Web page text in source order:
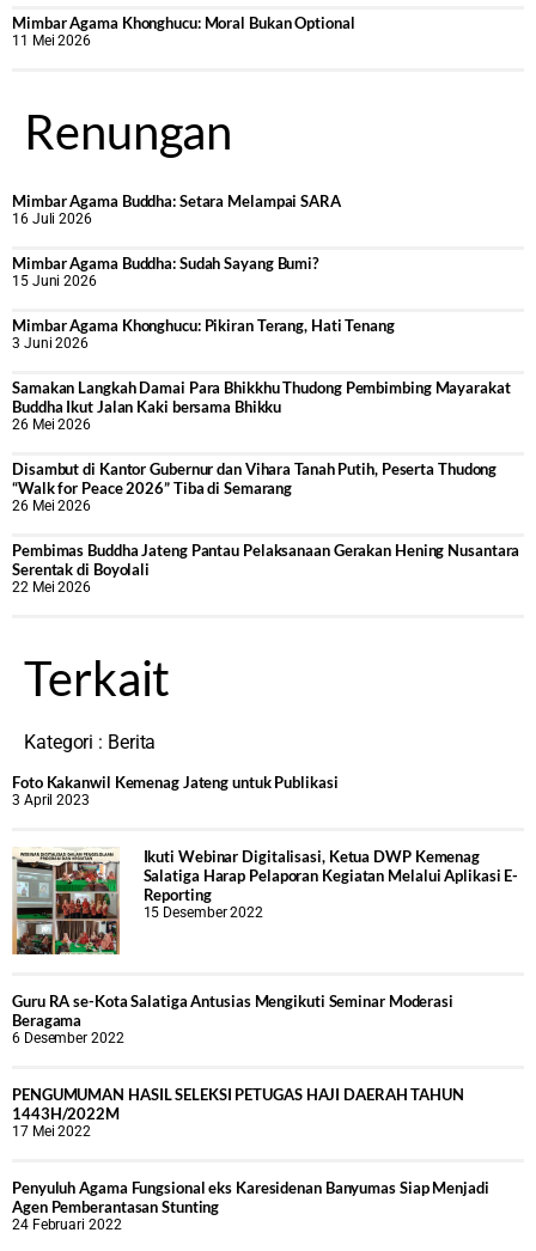
Mimbar Agama Khonghucu: Moral Bukan Optional
11 Mei 2026
Renungan
Mimbar Agama Buddha: Setara Melampai SARA
16 Juli 2026
Mimbar Agama Buddha: Sudah Sayang Bumi?
15 Juni 2026
Mimbar Agama Khonghucu: Pikiran Terang, Hati Tenang
3 Juni 2026
Samakan Langkah Damai Para Bhikkhu Thudong Pembimbing Mayarakat
Buddha Ikut Jalan Kaki bersama Bhikku
26 Mei 2026
Disambut di Kantor Gubernur dan Vihara Tanah Putih, Peserta Thudong
“Walk for Peace 2026” Tiba di Semarang
26 Mei 2026
‎Pembimas Buddha Jateng Pantau Pelaksanaan Gerakan Hening Nusantara
Serentak di Boyolali
22 Mei 2026
Terkait
Kategori : Berita
Foto Kakanwil Kemenag Jateng untuk Publikasi
3 April 2023
Ikuti Webinar Digitalisasi, Ketua DWP Kemenag
Salatiga Harap Pelaporan Kegiatan Melalui Aplikasi E-
Reporting
15 Desember 2022
Guru RA se-Kota Salatiga Antusias Mengikuti Seminar Moderasi
Beragama
6 Desember 2022
PENGUMUMAN HASIL SELEKSI PETUGAS HAJI DAERAH TAHUN
1443H/2022M
17 Mei 2022
Penyuluh Agama Fungsional eks Karesidenan Banyumas Siap Menjadi
Agen Pemberantasan Stunting
24 Februari 2022